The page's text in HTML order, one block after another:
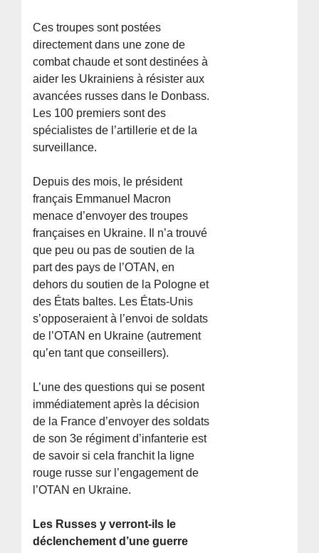
Ces troupes sont postées
directement dans une zone de
combat chaude et sont destinées à
aider les Ukrainiens à résister aux
avancées russes dans le Donbass.
Les 100 premiers sont des
spécialistes de l’artillerie et de la
surveillance.
Depuis des mois, le président
français Emmanuel Macron
menace d’envoyer des troupes
françaises en Ukraine. Il n’a trouvé
que peu ou pas de soutien de la
part des pays de l’OTAN, en
dehors du soutien de la Pologne et
des États baltes. Les États-Unis
s’opposeraient à l’envoi de soldats
de l’OTAN en Ukraine (autrement
qu’en tant que conseillers).
L’une des questions qui se posent
immédiatement après la décision
de la France d’envoyer des soldats
de son 3e régiment d’infanterie est
de savoir si cela franchit la ligne
rouge russe sur l’engagement de
l’OTAN en Ukraine.
Les Russes y verront-ils le
déclenchement d’une guerre